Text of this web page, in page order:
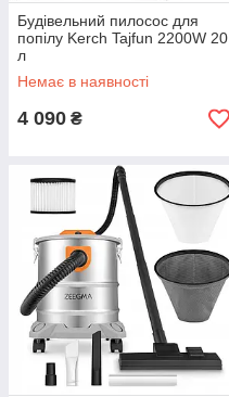
Будівельний пилосос для
попілу Kerch Tajfun 2200W 20
л
Немає в наявності
4 090 ₴